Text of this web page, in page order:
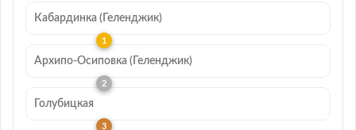
Кабардинка (Геленджик)
Архипо-Осиповка (Геленджик)
Голубицкая